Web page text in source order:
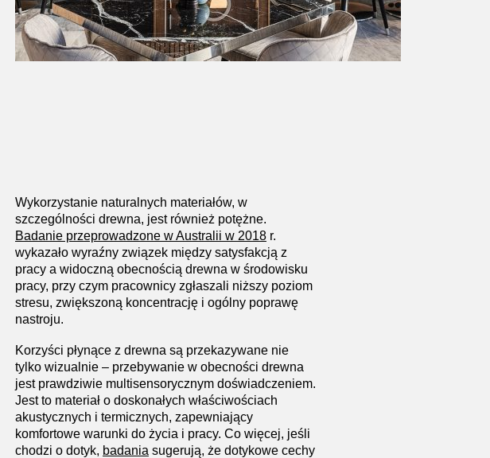
Wykorzystanie naturalnych materiałów, w
szczególności drewna, jest również potężne.
Badanie przeprowadzone w Australii w 2018 r.
wykazało wyraźny związek między satysfakcją z
pracy a widoczną obecnością drewna w środowisku
pracy, przy czym pracownicy zgłaszali niższy poziom
stresu, zwiększoną koncentrację i ogólny poprawę
nastroju.
Korzyści płynące z drewna są przekazywane nie
tylko wizualnie – przebywanie w obecności drewna
jest prawdziwie multisensorycznym doświadczeniem.
Jest to materiał o doskonałych właściwościach
akustycznych i termicznych, zapewniający
komfortowe warunki do życia i pracy. Co więcej, jeśli
chodzi o dotyk, badania sugerują, że dotykowe cechy